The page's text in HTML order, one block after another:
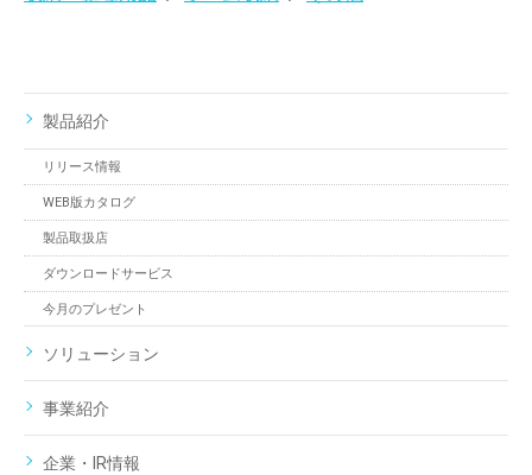
製品紹介
リリース情報
WEB版カタログ
製品取扱店
ダウンロードサービス
今月のプレゼント
ソリューション
事業紹介
企業・IR情報